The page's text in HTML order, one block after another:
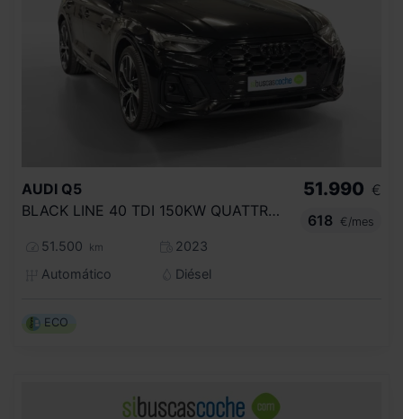
AUDI Q5
BLACK LINE 40 TDI 150KW QUATTRO ULTRA
51.500 km
2023
Automático
Diésel
51.990 €
618
€/mes
ECO